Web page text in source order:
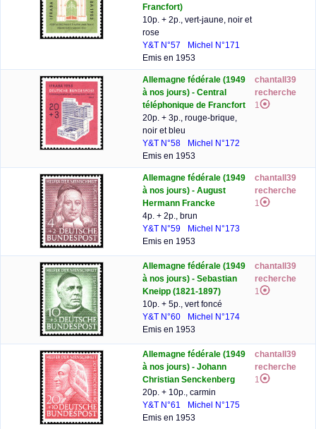
Francfort)
10p. + 2p., vert-jaune, noir et
rose
Y&T N°57
Michel N°171
Emis en 1953
Allemagne fédérale (1949
à nos jours) - Central
téléphonique de Francfort
20p. + 3p., rouge-brique,
noir et bleu
Y&T N°58
Michel N°172
Emis en 1953
chantall39
recherche
1
Allemagne fédérale (1949
à nos jours) - August
Hermann Francke
4p. + 2p., brun
Y&T N°59
Michel N°173
Emis en 1953
chantall39
recherche
1
Allemagne fédérale (1949
à nos jours) - Sebastian
Kneipp (1821-1897)
10p. + 5p., vert foncé
Y&T N°60
Michel N°174
Emis en 1953
chantall39
recherche
1
Allemagne fédérale (1949
à nos jours) - Johann
Christian Senckenberg
20p. + 10p., carmin
Y&T N°61
Michel N°175
Emis en 1953
chantall39
recherche
1